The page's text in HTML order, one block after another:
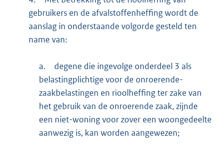
gebruikers en de afvalstoffenheffing wordt de
aanslag in onderstaande volgorde gesteld ten
name van:
a.
degene die ingevolge onderdeel 3 als
belastingplichtige voor de onroerende-
zaakbelastingen en rioolheffing ter zake van
het gebruik van de onroerende zaak, zijnde
een niet-woning voor zover een woongedeelte
aanwezig is, kan worden aangewezen;